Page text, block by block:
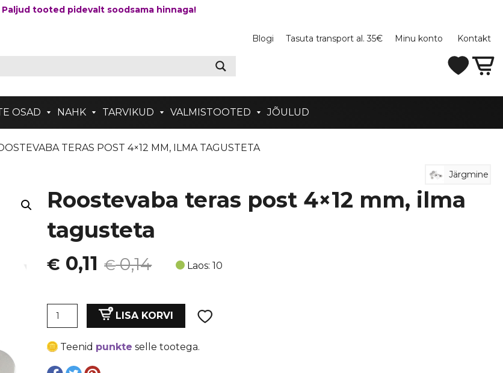
Paljud tooted pidevalt soodsama hinnaga!
Blogi Tasuta transport al. 35€ Minu konto Kontakt
OSAD NAHK TARVIKUD VALMISTOOTED JÕULUD
TERAS POST 4×12 MM, ILMA TAGUSTETA
Järgmine
Roostevaba teras post 4×12 mm, ilma
tagusteta
€0,14
Algne
oli:
€ 0,14.
€ 0,11
Current
is:
€ 0,11.
Laos: 10
Roostevaba
4x12
mm,
LISA KORVI
Teenid punkte selle tootega.